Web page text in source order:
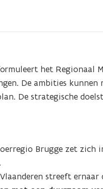
het Regionaal
De ambities
De strategische
Brugge zet zich
streeft ernaar